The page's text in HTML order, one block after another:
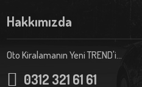
Hakkımızda
Oto Kiralamanın Yeni TREND'i...
0312 321 61 61